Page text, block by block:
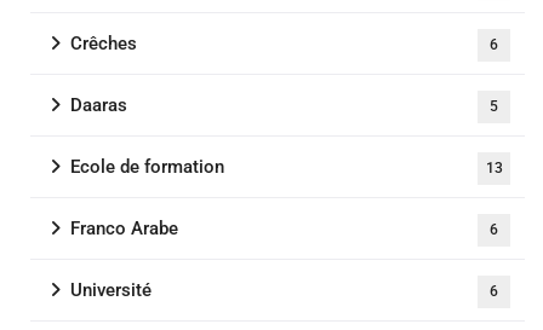
Crêches 6
Daaras 5
Ecole de formation 13
Franco Arabe 6
Université 6